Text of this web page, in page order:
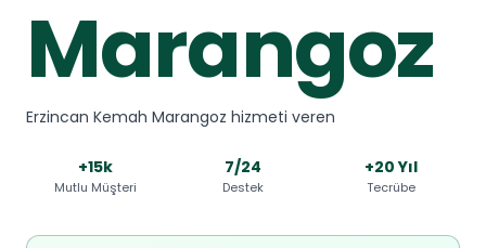
Marangoz
Erzincan Kemah Marangoz hizmeti veren
+15k
Mutlu Müşteri
7/24
Destek
+20 Yıl
Tecrübe